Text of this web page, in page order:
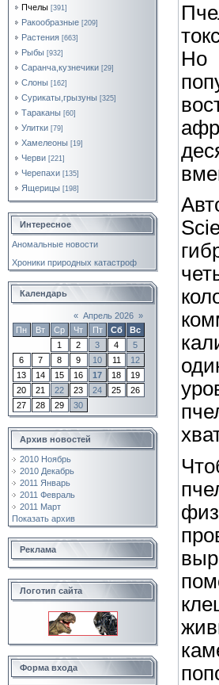
Пчелы [391]
Ракообразные [209]
Растения [663]
Рыбы [932]
Саранча,кузнечики [29]
Слоны [162]
Сурикаты,грызуны [325]
Тараканы [60]
Улитки [79]
Хамелеоны [19]
Черви [221]
Черепахи [135]
Ящерицы [198]
Интересное
Аномальные новости
Хроники природных катастроф
Календарь
« Апрель 2026 »
Пн
Вт Ср Чт Пт Сб
Вс
1
2 3 4
5
6
7 8 9 10 11
12
13
14 15 16 17 18
19
20
21 22 23 24 25
26
27
28 29 30
Архив новостей
2010 Ноябрь
2010 Декабрь
2011 Январь
2011 Февраль
2011 Март
Показать архив
Реклама
Логотип сайта
Форма входа
Но